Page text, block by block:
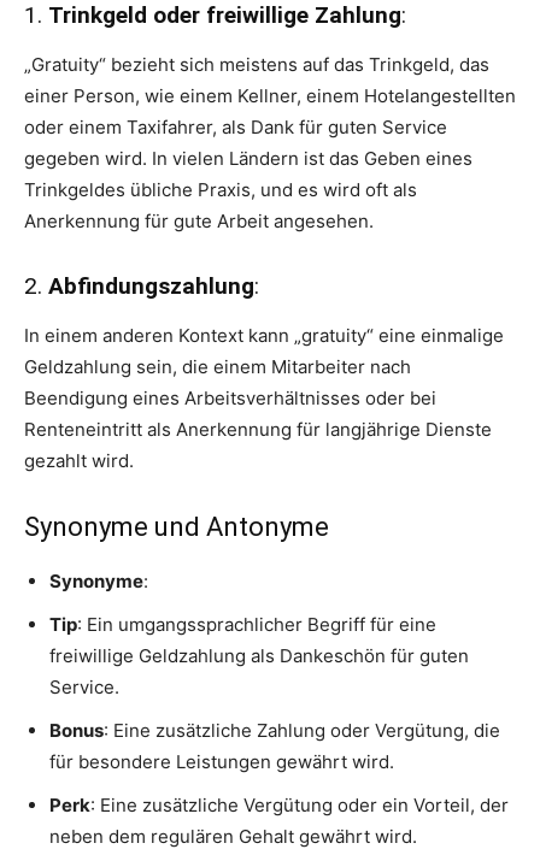
1. Trinkgeld oder freiwillige Zahlung:
„Gratuity“ bezieht sich meistens auf das Trinkgeld, das
einer Person, wie einem Kellner, einem Hotelangestellten
oder einem Taxifahrer, als Dank für guten Service
gegeben wird. In vielen Ländern ist das Geben eines
Trinkgeldes übliche Praxis, und es wird oft als
Anerkennung für gute Arbeit angesehen.
2. Abfindungszahlung:
In einem anderen Kontext kann „gratuity“ eine einmalige
Geldzahlung sein, die einem Mitarbeiter nach
Beendigung eines Arbeitsverhältnisses oder bei
Renteneintritt als Anerkennung für langjährige Dienste
gezahlt wird.
Synonyme und Antonyme
Synonyme:
Tip: Ein umgangssprachlicher Begriff für eine
freiwillige Geldzahlung als Dankeschön für guten
Service.
Bonus: Eine zusätzliche Zahlung oder Vergütung, die
für besondere Leistungen gewährt wird.
Perk: Eine zusätzliche Vergütung oder ein Vorteil, der
neben dem regulären Gehalt gewährt wird.